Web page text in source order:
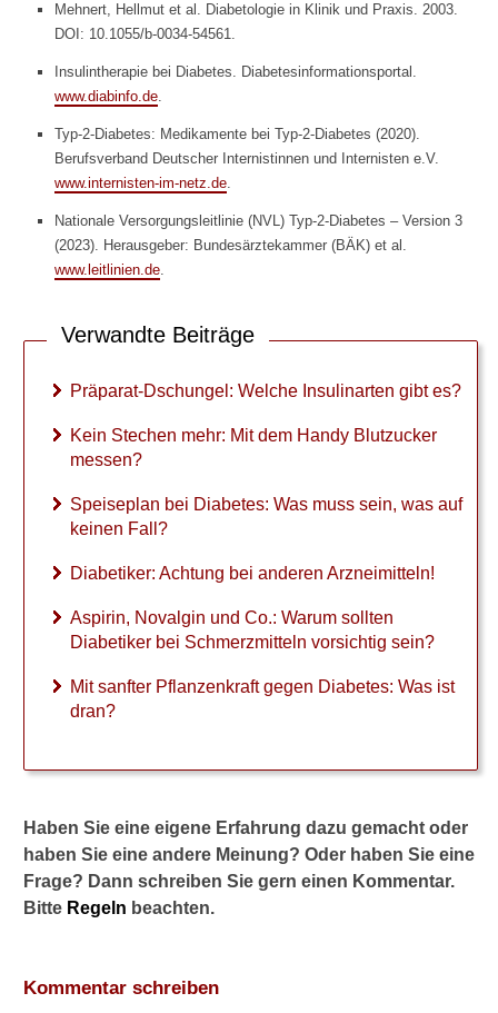
Mehnert, Hellmut et al. Diabetologie in Klinik und Praxis. 2003.
DOI: 10.1055/b-0034-54561.
Insulintherapie bei Diabetes. Diabetesinformationsportal.
www.diabinfo.de.
Typ-2-Diabetes: Medikamente bei Typ-2-Diabetes (2020).
Berufsverband Deutscher Internistinnen und Internisten e.V.
www.internisten-im-netz.de.
Nationale Versorgungsleitlinie (NVL) Typ-2-Diabetes – Version 3
(2023). Herausgeber: Bundesärztekammer (BÄK) et al.
www.leitlinien.de.
Verwandte Beiträge
Präparat-Dschungel: Welche Insulinarten gibt es?
Kein Stechen mehr: Mit dem Handy Blutzucker
messen?
Speiseplan bei Diabetes: Was muss sein, was auf
keinen Fall?
Diabetiker: Achtung bei anderen Arzneimitteln!
Aspirin, Novalgin und Co.: Warum sollten
Diabetiker bei Schmerzmitteln vorsichtig sein?
Mit sanfter Pflanzenkraft gegen Diabetes: Was ist
dran?
Haben Sie eine eigene Erfahrung dazu gemacht oder
haben Sie eine andere Meinung? Oder haben Sie eine
Frage? Dann schreiben Sie gern einen Kommentar.
Bitte Regeln beachten.
Kommentar schreiben
Andere Medikamente bei
Diabetes: Aufpassen!
Achtung: Schmerzmittel
bei Diabetes
Diabetiker-Schulungen:
Erstattung
Diabetes durch Grillen?
Hypoglykämie
Sport
Fußpflege bei Diabetes:
Gefährdete Leber
Ernährung mit Diabetes
Diabetische Neuropathie
Diabetes und COVID-19
Nachrichten aus der
Zusammenfassung
Heilpflanzen und Naturstoffe
bei Diabetes